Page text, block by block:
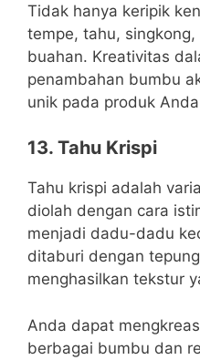
Tidak hanya keripik
tempe, tahu,
buahan. Kreativitas
penambahan bumbu
unik pada produk
13. Tahu Krispi
Tahu krispi adalah
diolah dengan cara
menjadi dadu-dadu
ditaburi dengan
menghasilkan tekstur
Anda dapat
berbagai bumbu dan